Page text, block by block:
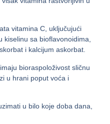
vitamina C, uključujući
kiselinu sa bioflavonoidima,
i kalcijum askorbat.
bioraspoloživost sličnu
u hrani poput voća i
u bilo koje doba dana,